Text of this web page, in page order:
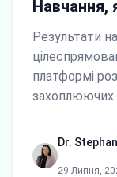
Навчання,
Результати
платформі
захоплюючих
Dr.
29 Липня,